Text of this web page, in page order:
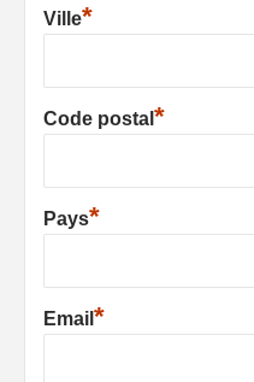
Ville*
Code postal *
Pays*
Email *